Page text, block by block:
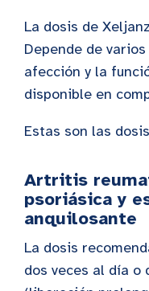
La dosis de
Depende de
afección y la
disponible en
Estas son las
Artritis
psoriásica y
anquilosante
La dosis
dos veces al día o